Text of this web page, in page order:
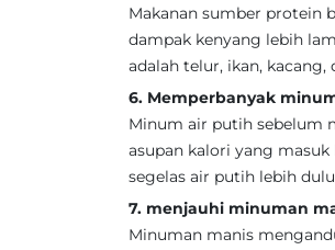
Makanan sumber protein
dampak kenyang lebih
adalah telur, ikan,
6. Memperbanyak
Minum air putih sebelum
asupan kalori yang
segelas air putih lebih
7. menjauhi minuman
Minuman manis